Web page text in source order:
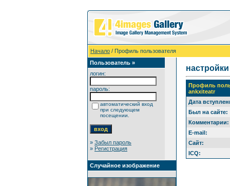
Начало / Профиль пользователя
Пользователь »
логин:
пароль:
автоматический вход
при следующем
посещении.
» Забыл пароль
» Регистрация
Случайное изображение
настройки
Профиль
ankxiteatr
Дата
Был на сайте:
Комментарии:
E-mail:
Сайт:
ICQ: